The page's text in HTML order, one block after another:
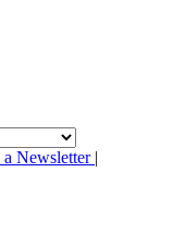
|